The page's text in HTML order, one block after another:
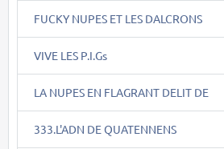
FUCKY NUPES ET LES DALCRONS
VIVE LES P.I.Gs
LA NUPES EN FLAGRANT DELIT DE
333.L'ADN DE QUATENNENS